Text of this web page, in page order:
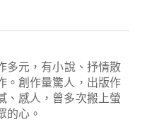
多元，有小說、抒情散
。創作量驚人，出版作
、感人，曾多次搬上螢
的心。